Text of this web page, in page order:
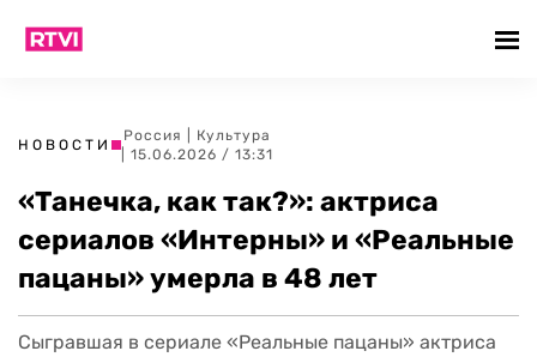
НОВОСТИ
Россия
Культура
| 15.06.2026 / 13:31
«Танечка, как так?»: актриса
сериалов «Интерны» и «Реальные
пацаны» умерла в 48 лет
Сыгравшая в сериале «Реальные пацаны» актриса